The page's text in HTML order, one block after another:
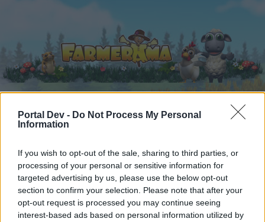
Portal Dev - Do Not Process My Personal
Information
If you wish to opt-out of the sale, sharing to third parties, or
processing of your personal or sensitive information for
targeted advertising by us, please use the below opt-out
section to confirm your selection. Please note that after your
opt-out request is processed you may continue seeing
interest-based ads based on personal information utilized by
Archiv Rest >>Eine Geschichte lebt weiter...<<, ehemals
Mitglieder, denen der Beitrag #4935
gefällt
Startseite Kalender